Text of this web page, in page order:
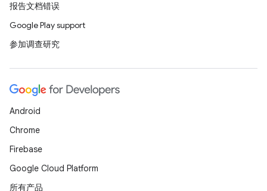
报告文档错误
Google Play support
参加调查研究
Android
Chrome
Firebase
Google Cloud Platform
所有产品